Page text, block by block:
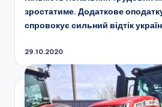
зростатиме. Додаткове
спровокує сильний відтік
29.10.2020